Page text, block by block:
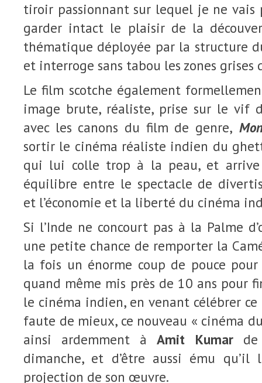
tiroir passionnant sur lequel je ne vais
garder intact le plaisir de la
thématique déployée par la structure
et interroge sans tabou les zones
Le film scotche également
image brute, réaliste, prise sur le vif
avec les canons du film de genre,
sortir le cinéma réaliste indien du
qui lui colle trop à la peau, et
équilibre entre le spectacle de
et l’économie et la liberté du cinéma
Si l’Inde ne concourt pas à la Palme
une petite chance de remporter la
la fois un énorme coup de pouce
quand même mis près de 10 ans pour
le cinéma indien, en venant célébrer
faute de mieux, ce nouveau « cinéma
ainsi ardemment àAmit Kumar
dimanche, et d’être aussi ému qu’il
projection de son œuvre.